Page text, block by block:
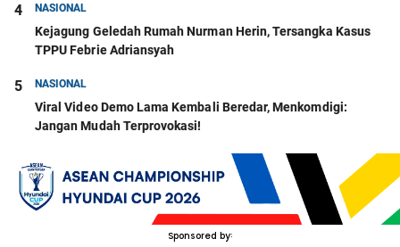
4 NASIONAL
Kejagung Geledah Rumah Nurman Herin, Tersangka Kasus
TPPU Febrie Adriansyah
5 NASIONAL
Viral Video Demo Lama Kembali Beredar, Menkomdigi:
Jangan Mudah Terprovokasi!